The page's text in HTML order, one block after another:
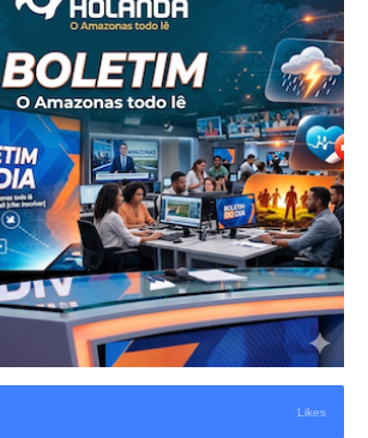
Likes